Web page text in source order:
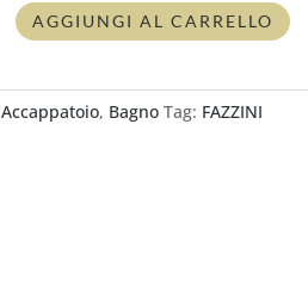
AGGIUNGI AL CARRELLO
Accappatoio, Bagno Tag: FAZZINI